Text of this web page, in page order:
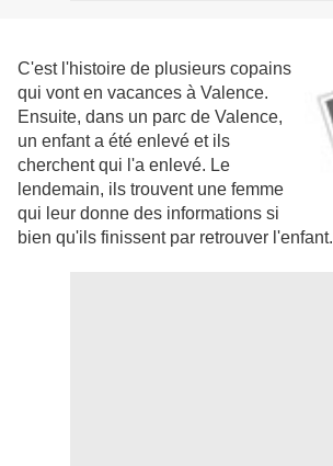
C'est l'histoire de plusieurs copains
qui vont en vacances à Valence.
Ensuite, dans un parc de Valence,
un enfant a été enlevé et ils
cherchent qui l'a enlevé. Le
lendemain, ils trouvent une femme
qui leur donne des informations si
bien qu'ils finissent par retrouver l'enfant.